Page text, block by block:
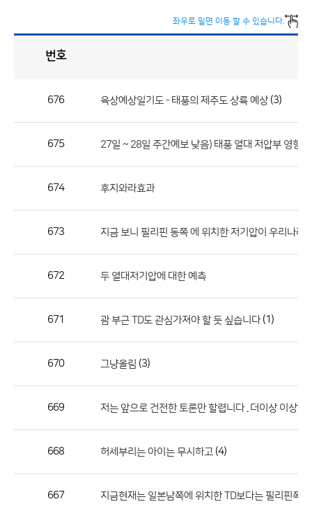
좌우로 밀면 이동 할 수 있습니다.
론
호,
록
번호
676 육상예상일기도 - 태풍의 제주도 상륙 예상(3)
675 27일 ~ 28일 주간예보 낮음) 태풍 열대 저압부 영향??
674 후지와라효과
673 지금 보니 필리핀 동쪽 에 위치한 저기압이 우리나라
672 두 열대저기압에 대한 예측
671 괌 부근 TD도 관심가져야 할 듯 싶습니다(1)
670 그냥올림 (3)
669 저는 앞으로 건전한 토론만 할렵니다 . 더이상 이상한
668 허세부리는 아이는 무시하고 (4)
667 지금현재는 일본남쪽에 위치한 TD보다는 필리핀쪽에